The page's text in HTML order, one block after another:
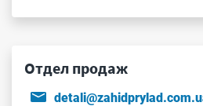
Отдел продаж